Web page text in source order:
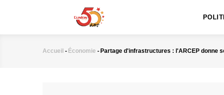
Fil
Accueil - Économie - Partage d'infrastructures : l'ARCEP donne